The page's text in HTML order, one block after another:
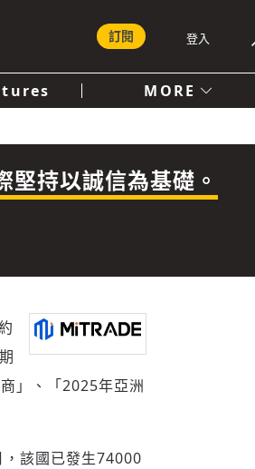
登入
訂閱
MORE
會持以誠信為基礎。
」、「2025年亞洲
該國已發生74000